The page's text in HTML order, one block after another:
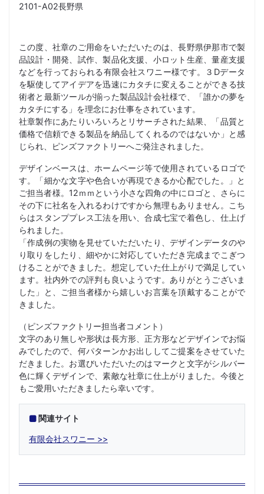
2101-A02長野県
この度、社章のご用命をいただいたのは、長野県伊那市で製
品設計・開発、試作、製品化支援、小ロット生産、量産支援
などを行っておられる有限会社スワニー様です。３Dデータ
を駆使してアイデアを迅速にカタチに変えることができる技
術者と最新ツールが揃った製品設計会社様で、「誰かの夢を
カタチにする」を理念にお仕事をされています。
社章製作にあたりいろいろとリサーチされた結果、「品質と
価格で信頼できる製品を納品してくれるのではないか」と感
じられ、ピンズファクトリーへご発注されました。
デザインベースは、ホームページ等で使用されているロゴで
す。「細かな文字や色合いが再現できるか心配でした。」と
ご担当者様。12ｍｍという小さな四角の中にロゴと、さらに
その下に社名を入れるわけですから無理もありません。こち
らはスタンププレス工法を用い、合成七宝で着色し、仕上げ
られました。
「作成例の実物を見せていただいたり、デザインデータのや
り取りをしたり、細やかに対応していただき完成までこぎつ
けることができました。想定していた仕上がりで満足してい
ます。社内外での評判も良いようです。ありがとうございま
した」と、ご担当者様から嬉しいお言葉を頂戴することがで
きました。
（ピンズファクトリー担当者コメント）
文字のあり無しや形状は長方形、正方形などデザインでお悩
みでしたので、何パターンかお出ししてご提案をさせていた
だきました。お選びいただいたのはマークと文字がシルバー
色に輝くデザインで、素敵な社章に仕上がりました。今後と
もご愛用いただきましたら幸いです。
関連サイト
有限会社スワニー